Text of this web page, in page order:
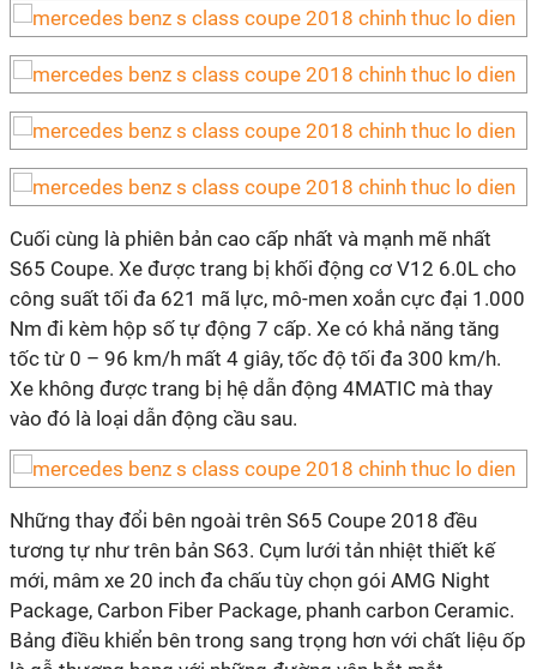
Cuối cùng là phiên bản cao cấp nhất và mạnh mẽ nhất
S65 Coupe. Xe được trang bị khối động cơ V12 6.0L cho
công suất tối đa 621 mã lực, mô-men xoắn cực đại 1.000
Nm đi kèm hộp số tự động 7 cấp. Xe có khả năng tăng
tốc từ 0 – 96 km/h mất 4 giây, tốc độ tối đa 300 km/h.
Xe không được trang bị hệ dẫn động 4MATIC mà thay
vào đó là loại dẫn động cầu sau.
Những thay đổi bên ngoài trên S65 Coupe 2018 đều
tương tự như trên bản S63. Cụm lưới tản nhiệt thiết kế
mới, mâm xe 20 inch đa chấu tùy chọn gói AMG Night
Package, Carbon Fiber Package, phanh carbon Ceramic.
Bảng điều khiển bên trong sang trọng hơn với chất liệu ốp